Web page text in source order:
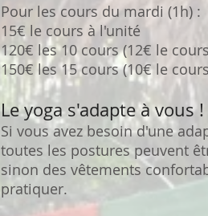
Pour les cours du mardi (1h) :
15€ le cours à l'unité
120€ les 10 cours (12€ le
150€ les 15 cours (10€ le
Le yoga s'adapte à vous !
Si vous avez besoin d'une
toutes les postures peuvent
sinon des vêtements
pratiquer.